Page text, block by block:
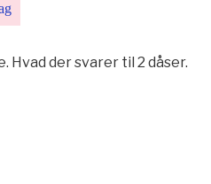
Hvad der svarer til 2 dåser.